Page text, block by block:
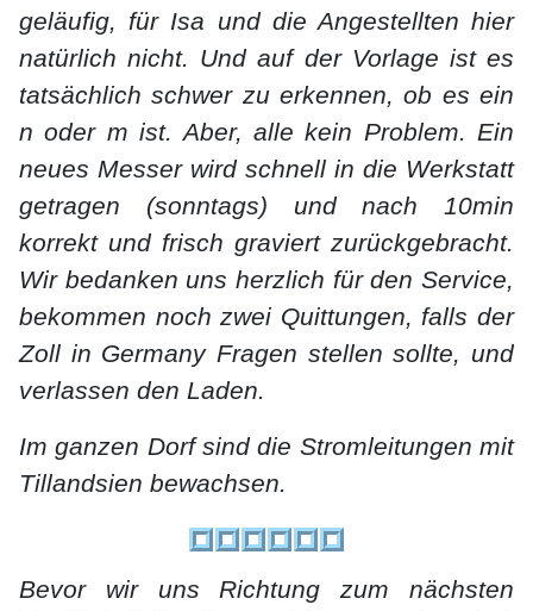
geläufig, für Isa und die Angestellten hier
natürlich nicht. Und auf der Vorlage ist es
tatsächlich schwer zu erkennen, ob es ein
n oder m ist. Aber, alle kein Problem. Ein
neues Messer wird schnell in die Werkstatt
getragen (sonntags) und nach 10min
korrekt und frisch graviert zurückgebracht.
Wir bedanken uns herzlich für den Service,
bekommen noch zwei Quittungen, falls der
Zoll in Germany Fragen stellen sollte, und
verlassen den Laden.
Im ganzen Dorf sind die Stromleitungen mit
Tillandsien bewachsen.
Bevor wir uns Richtung zum nächsten